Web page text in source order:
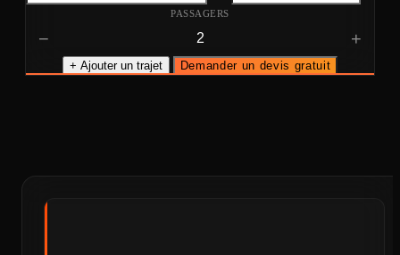
PASSAGERS
− +
+ Ajouter un trajet Demander un devis gratuit